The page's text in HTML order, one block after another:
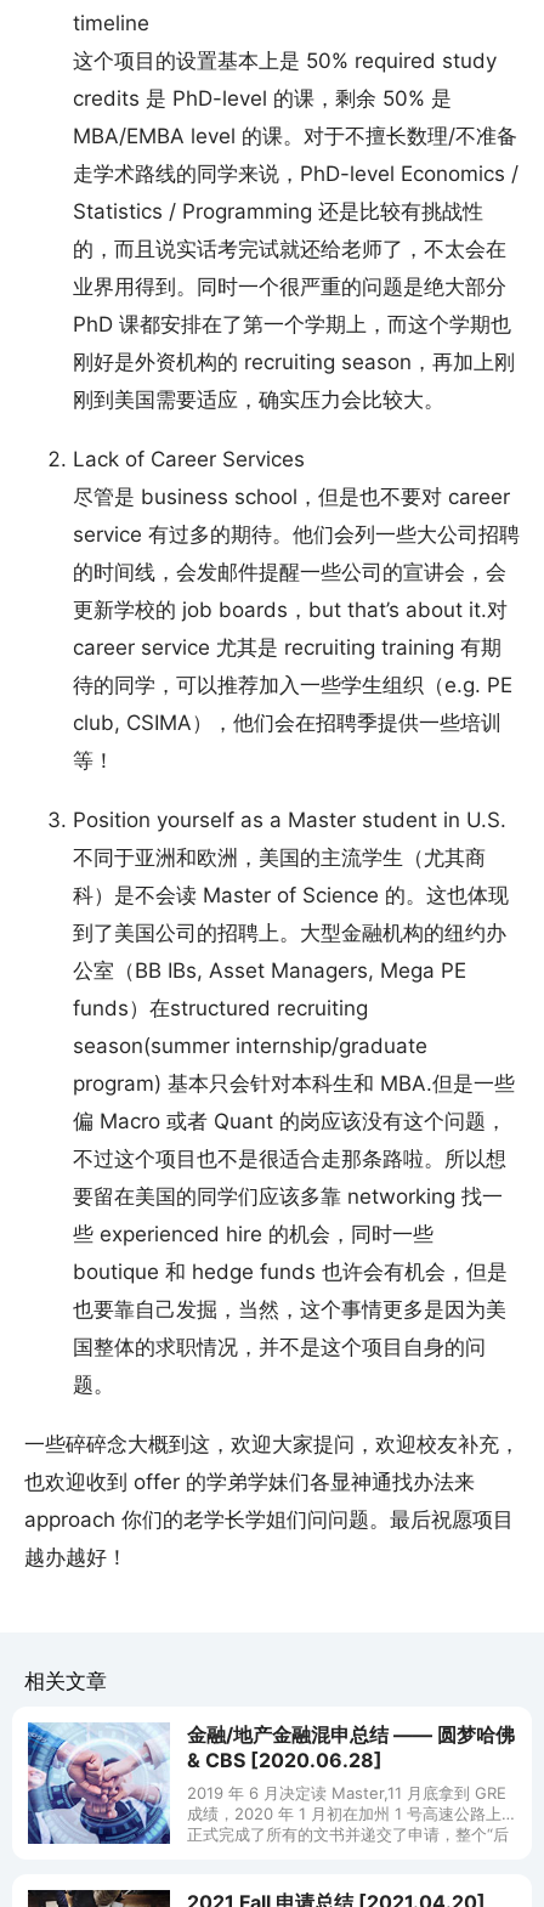
timeline
这个项目的设置基本上是 50% required study
credits 是 PhD-level 的课，剩余 50% 是
MBA/EMBA level 的课。对于不擅长数理/不准备
走学术路线的同学来说，PhD-level Economics /
Statistics / Programming 还是比较有挑战性
的，而且说实话考完试就还给老师了，不太会在
业界用得到。同时一个很严重的问题是绝大部分
PhD 课都安排在了第一个学期上，而这个学期也
刚好是外资机构的 recruiting season，再加上刚
刚到美国需要适应，确实压力会比较大。
Lack of Career Services
尽管是 business school，但是也不要对 career
service 有过多的期待。他们会列一些大公司招聘
的时间线，会发邮件提醒一些公司的宣讲会，会
更新学校的 job boards，but that’s about it.对
career service 尤其是 recruiting training 有期
待的同学，可以推荐加入一些学生组织（e.g. PE
club, CSIMA），他们会在招聘季提供一些培训
等！
Position yourself as a Master student in U.S.
不同于亚洲和欧洲，美国的主流学生（尤其商
科）是不会读 Master of Science 的。这也体现
到了美国公司的招聘上。大型金融机构的纽约办
公室（BB IBs, Asset Managers, Mega PE
funds）在structured recruiting
season(summer internship/graduate
program) 基本只会针对本科生和 MBA.但是一些
偏 Macro 或者 Quant 的岗应该没有这个问题，
不过这个项目也不是很适合走那条路啦。所以想
要留在美国的同学们应该多靠 networking 找一
些 experienced hire 的机会，同时一些
boutique 和 hedge funds 也许会有机会，但是
也要靠自己发掘，当然，这个事情更多是因为美
国整体的求职情况，并不是这个项目自身的问
题。
一些碎碎念大概到这，欢迎大家提问，欢迎校友补充，
也欢迎收到 offer 的学弟学妹们各显神通找办法来
approach 你们的老学长学姐们问问题。最后祝愿项目
越办越好！
相关文章
金融/地产金融混申总结 —— 圆梦哈佛
& CBS [2020.06.28]
2019 年 6 月决定读 Master,11 月底拿到 GRE
成绩，2020 年 1 月初在加州 1 号高速公路上
正式完成了所有的文书并递交了申请，整个“后